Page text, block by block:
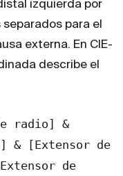
izquierda por
para el
externa. En CIE-
describe el
radio] &
& [Extensor de
de